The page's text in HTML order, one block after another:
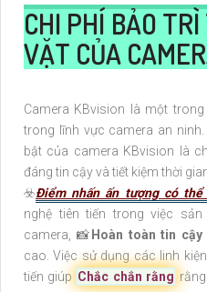
CHI PHÍ BẢO
VẶT CỦA
Camera KBvision là một
trong lĩnh vực camera an
bật của camera KBvision là
đáng tin cậy và tiết kiệm thời
☣️Điểm nhấn ấn tượng có thể
nghệ tiên tiến trong việc
camera, 📸 Hoàn toàn tin cậy
cao. Việc sử dụng các linh
tiến giúp Chắc chắn rằng